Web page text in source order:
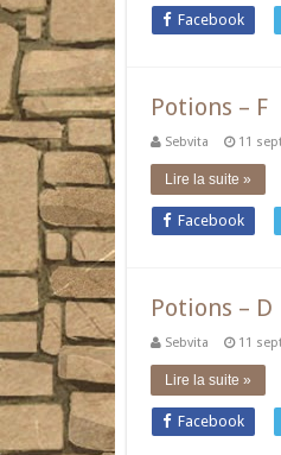
Facebook
Potions – F
Sebvita 11
Lire la suite »
Facebook
Potions – D
Sebvita 11
Lire la suite »
Facebook